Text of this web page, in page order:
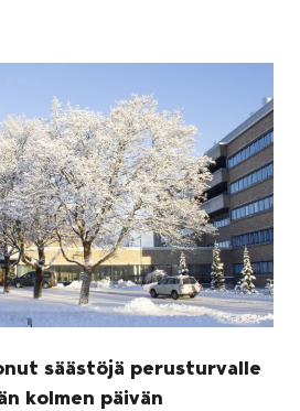
säästöjä perusturvalle
kolmen päivän